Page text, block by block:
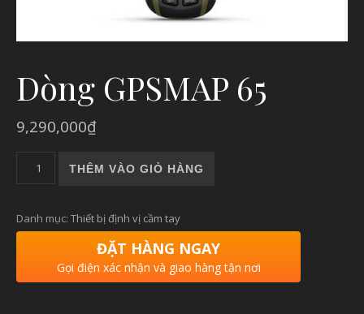
Dòng GPSMAP 65
9,290,000₫
Dòng GPSMAP 65 số lượng
THÊM VÀO GIỎ HÀNG
Danh mục: Thiết bị định vị cầm tay
ĐẶT HÀNG NGAY
Gọi điện xác nhận và giao hàng tận nơi